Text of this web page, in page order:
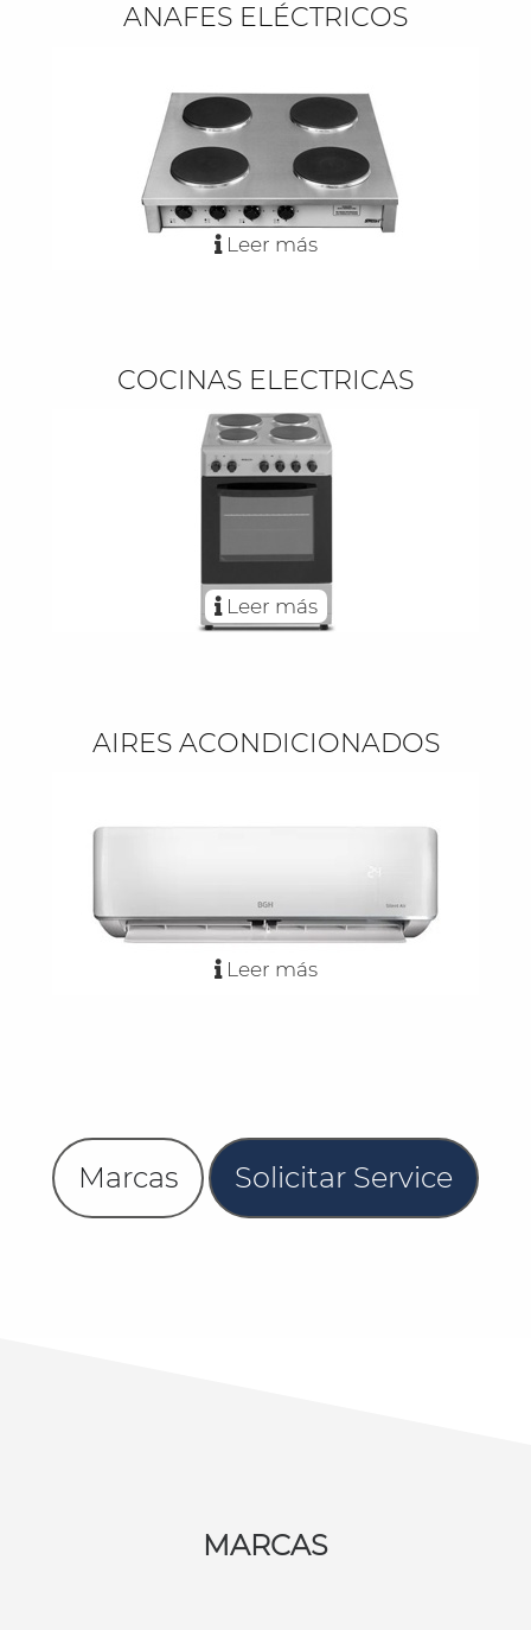
ANAFES ELÉCTRICOS
Leer más
COCINAS ELECTRICAS
Leer más
AIRES ACONDICIONADOS
Leer más
Marcas Solicitar Service
MARCAS